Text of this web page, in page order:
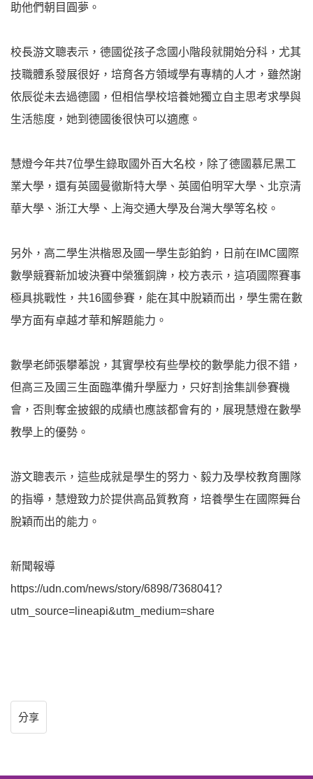
助他們朝目圓夢。
校長游文聰表示，德國從孩子念國小階段就開始分科，尤其
技職體系發展很好，培育各方領域學有專精的人才，雖然謝
依辰從未去過德國，但相信學校培養她獨立自主思考求學與
生活態度，她到德國後很快可以適應。
慧燈今年共7位學生錄取國外百大名校，除了德國慕尼黑工
業大學，還有英國曼徹斯特大學、英國伯明罕大學、北京清
華大學、浙江大學、上海交通大學及台灣大學等名校。
另外，高二學生洪楷恩及國一學生彭鉑鈞，日前在IMC國際
數學競賽新加坡決賽中榮獲銅牌，校方表示，這項國際賽事
極具挑戰性，共16國參賽，能在其中脫穎而出，學生需在數
學方面有卓越才華和解題能力。
數學老師張攀菶說，其實學校有些學校的數學能力很不錯，
但高三及國三生面臨準備升學壓力，只好割捨集訓參賽機
會，否則奪金披銀的成績也應該都會有的，展現慧燈在數學
教學上的優勢。
游文聰表示，這些成就是學生的努力、毅力及學校教育團隊
的指導，慧燈致力於提供高品質教育，培養學生在國際舞台
脫穎而出的能力。
新聞報導
https://udn.com/news/story/6898/7368041?
utm_source=lineapi&utm_medium=share
分享